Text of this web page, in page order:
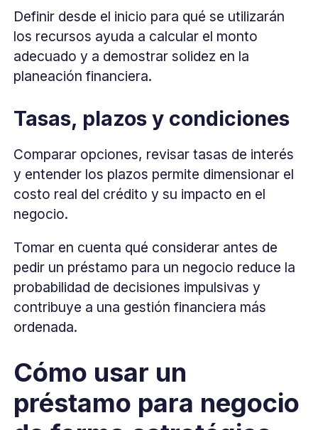
Definir desde el inicio para qué se utilizarán
los recursos ayuda a calcular el monto
adecuado y a demostrar solidez en la
planeación financiera.
Tasas, plazos y condiciones
Comparar opciones, revisar tasas de interés
y entender los plazos permite dimensionar el
costo real del crédito y su impacto en el
negocio.
Tomar en cuenta qué considerar antes de
pedir un préstamo para un negocio reduce la
probabilidad de decisiones impulsivas y
contribuye a una gestión financiera más
ordenada.
Cómo usar un
préstamo para negocio